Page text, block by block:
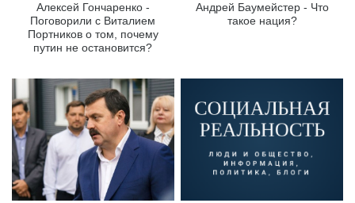
Алексей Гончаренко -
Поговорили с Виталием
Портников о том, почему
путин не остановится?
Андрей Баумейстер - Что
такое нация?